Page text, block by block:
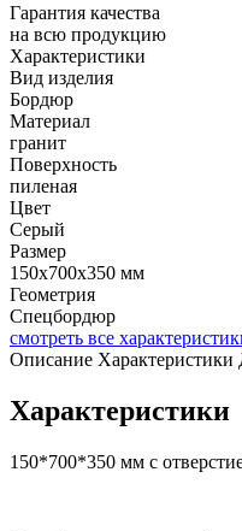
Гарантия качества
на всю продукцию
Характеристики
Вид изделия
Бордюр
Материал
гранит
Поверхность
пиленая
Цвет
Серый
Размер
150x700x350 мм
Геометрия
Спецбордюр
смотреть все
Описание Характеристики
Характеристики
150*700*350 мм с